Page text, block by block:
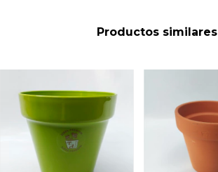
Productos similares